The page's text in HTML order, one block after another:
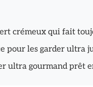
crémeux qui fait
pour les garder ultra
ultra gourmand prêt